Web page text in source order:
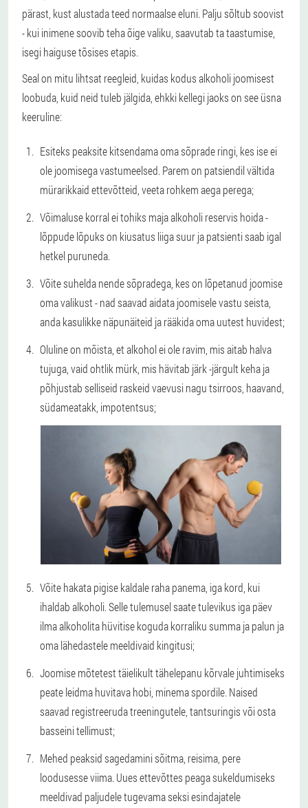
pärast, kust alustada teed normaalse eluni. Palju sõltub soovist
- kui inimene soovib teha õige valiku, saavutab ta taastumise,
isegi haiguse tõsises etapis.
Seal on mitu lihtsat reegleid, kuidas kodus alkoholi joomisest
loobuda, kuid neid tuleb jälgida, ehkki kellegi jaoks on see üsna
keeruline:
Esiteks peaksite kitsendama oma sõprade ringi, kes ise ei
ole joomisega vastumeelsed. Parem on patsiendil vältida
mürarikkaid ettevõtteid, veeta rohkem aega perega;
Võimaluse korral ei tohiks maja alkoholi reservis hoida -
lõppude lõpuks on kiusatus liiga suur ja patsienti saab igal
hetkel puruneda.
Võite suhelda nende sõpradega, kes on lõpetanud joomise
oma valikust - nad saavad aidata joomisele vastu seista,
anda kasulikke näpunäiteid ja rääkida oma uutest huvidest;
Oluline on mõista, et alkohol ei ole ravim, mis aitab halva
tujuga, vaid ohtlik mürk, mis hävitab järk -järgult keha ja
põhjustab selliseid raskeid vaevusi nagu tsirroos, haavand,
südameatakk, impotentsus;
Võite hakata pigise kaldale raha panema, iga kord, kui
ihaldab alkoholi. Selle tulemusel saate tulevikus iga päev
ilma alkoholita hüvitise koguda korraliku summa ja palun ja
oma lähedastele meeldivaid kingitusi;
Joomise mõtetest täielikult tähelepanu kõrvale juhtimiseks
peate leidma huvitava hobi, minema spordile. Naised
saavad registreeruda treeningutele, tantsuringis või osta
basseini tellimust;
Mehed peaksid sagedamini sõitma, reisima, pere
loodusesse viima. Uues ettevõttes peaga sukeldumiseks
meeldivad paljudele tugevama seksi esindajatele